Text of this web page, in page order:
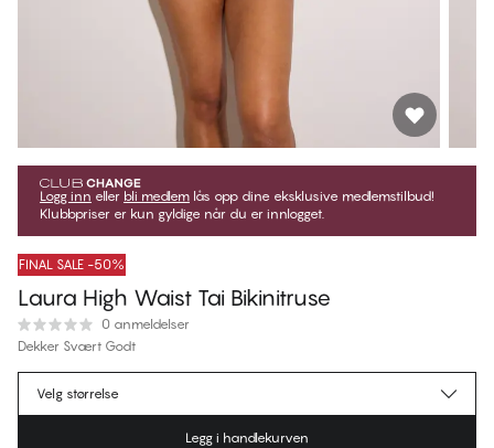
Logg inn eller bli medlem lås opp dine eksklusive medlemstilbud!
Klubbpriser er kun gyldige når du er innlogget.
FINAL SALE -50%
Laura High Waist Tai Bikinitruse
0 anmeldelser
Dekker Svært Godt
kr 449,00Ordinær pris
Velg størrelse
Legg i handlekurven